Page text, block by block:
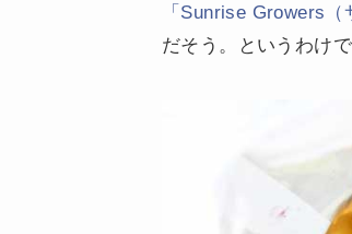
「Sunrise Growers
だそう。というわけ